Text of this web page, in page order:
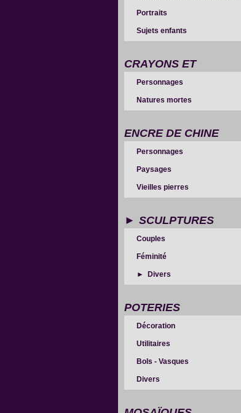
Portraits
Sujets enfants
CRAYONS ET
SANGUINES
Personnages
Natures mortes
ENCRE DE CHINE
Personnages
Paysages
Vieilles pierres
SCULPTURES
Couples
Féminité
Divers
POTERIES
Décoration
Utilitaires
Bols - Vasques
Divers